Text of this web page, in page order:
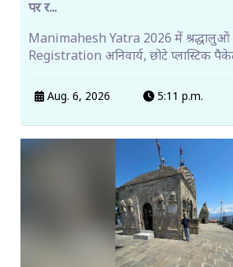
पर र...
Manimahesh Yatra 2026 में
Registration अनिवार्य, छोटे प्लास्टिक
Aug. 6, 2026 5:11 p.m.